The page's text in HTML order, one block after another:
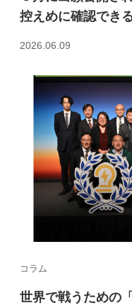
控えめに確認でき
2026.06.09
コラム
世界で戦うための